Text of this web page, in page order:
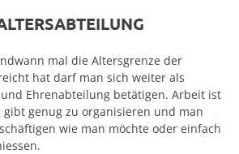
mal die Altersgrenze der
hat darf man sich weiter als
Ehrenabteilung betätigen. Arbeit ist
gibt genug zu organisieren und man
wie man möchte oder einfach